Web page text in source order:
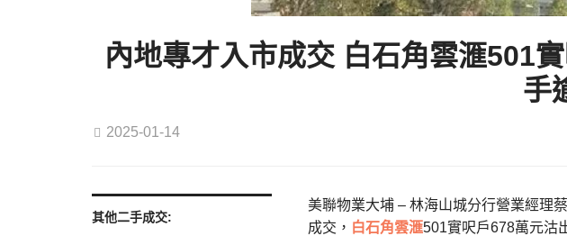
內地專才入市成交 白石角雲滙501
手
2025-01-14
其他二手成交:
美聯物業大埔 – 林海山城分行營業經理
成交， 白石角雲滙501實呎戶678萬元沽